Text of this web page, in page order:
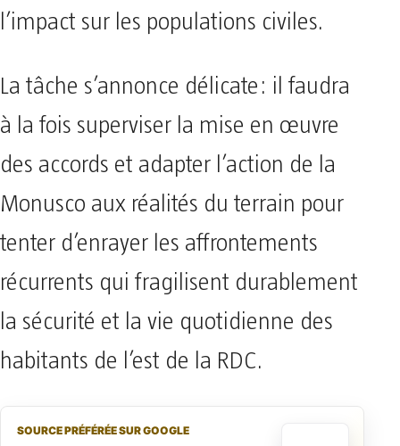
l’impact sur les populations civiles.
La tâche s’annonce délicate: il faudra
à la fois superviser la mise en œuvre
des accords et adapter l’action de la
Monusco aux réalités du terrain pour
tenter d’enrayer les affrontements
récurrents qui fragilisent durablement
la sécurité et la vie quotidienne des
habitants de l’est de la RDC.
SOURCE PRÉFÉRÉE SUR GOOGLE